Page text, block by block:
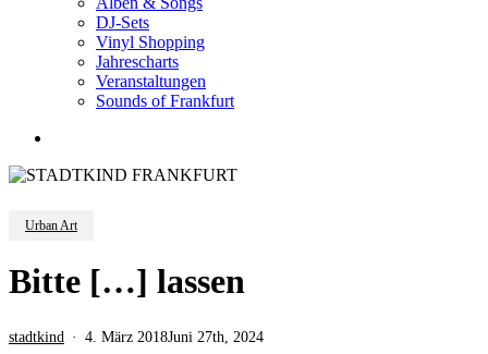
DJ-Sets
Vinyl Shopping
Jahrescharts
Veranstaltungen
Sounds of Frankfurt
Urban Art
Bitte […] lassen
stadtkind 4. März 2018Juni 27th, 2024